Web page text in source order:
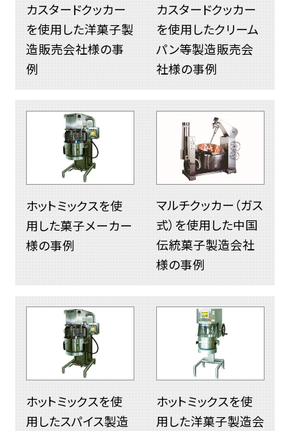
カスタードクッカー
を使用した洋菓子製
造販売会社様の事
例
カスタードクッカー
を使用したクリーム
パン等製造販売会
社様の事例
ホットミックスを使
用した菓子メーカー
様の事例
マルチクッカー（ガス
式）を使用した中国
伝統菓子製造会社
様の事例
ホットミックスを使
用したスパイス製造
ホットミックスを使
用した洋菓子製造会